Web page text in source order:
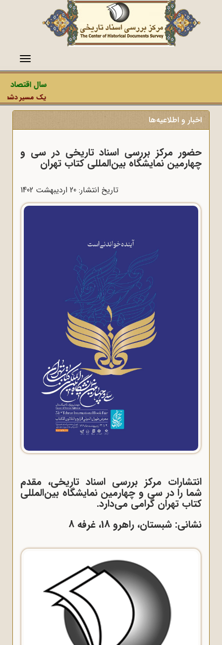
منو
سال اقتصاد
یک مسیر دشمن،
اخبار و اطلاعیه‌ها
حضور مرکز بررسی اسناد تاریخی در سی و
چهارمین نمایشگاه بین‌المللی کتاب تهران
تاریخ انتشار: 20 ارديبهشت 1402
انتشارات مرکز بررسی اسناد تاریخی، مقدم
شما را در سی و چهارمین نمایشگاه بین‌المللی
کتاب تهران گرامی می‌دارد.
نشانی: شبستان، راهرو 18، غرفه 8